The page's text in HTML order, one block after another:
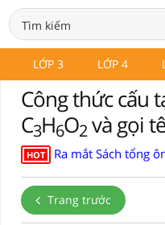
LỚP 3 LỚP 4
Công thức cấu
C3H6O2 và gọi
HOT Ra mắt Sách tổng
Trang trước